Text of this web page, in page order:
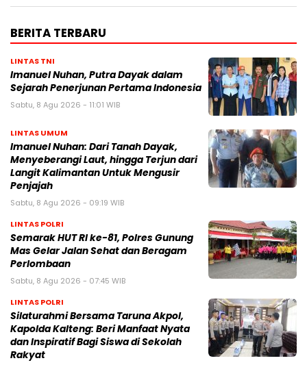
BERITA TERBARU
LINTAS TNI
Imanuel Nuhan, Putra Dayak dalam
Sejarah Penerjunan Pertama Indonesia
Sabtu, 8 Agu 2026 - 11:01 WIB
LINTAS UMUM
Imanuel Nuhan: Dari Tanah Dayak,
Menyeberangi Laut, hingga Terjun dari
Langit Kalimantan Untuk Mengusir
Penjajah
Sabtu, 8 Agu 2026 - 09:19 WIB
LINTAS POLRI
Semarak HUT RI ke-81, Polres Gunung
Mas Gelar Jalan Sehat dan Beragam
Perlombaan
Sabtu, 8 Agu 2026 - 07:45 WIB
LINTAS POLRI
Silaturahmi Bersama Taruna Akpol,
Kapolda Kalteng: Beri Manfaat Nyata
dan Inspiratif Bagi Siswa di Sekolah
Rakyat